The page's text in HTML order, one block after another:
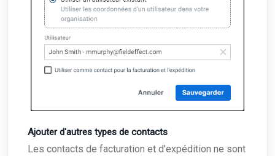
Ajouter d'autres types de contacts
Les contacts de facturation et d'expédition ne sont